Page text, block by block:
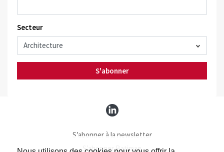
Secteur
S'abonner
S’abonner à la newsletter
S’abonner Batimag